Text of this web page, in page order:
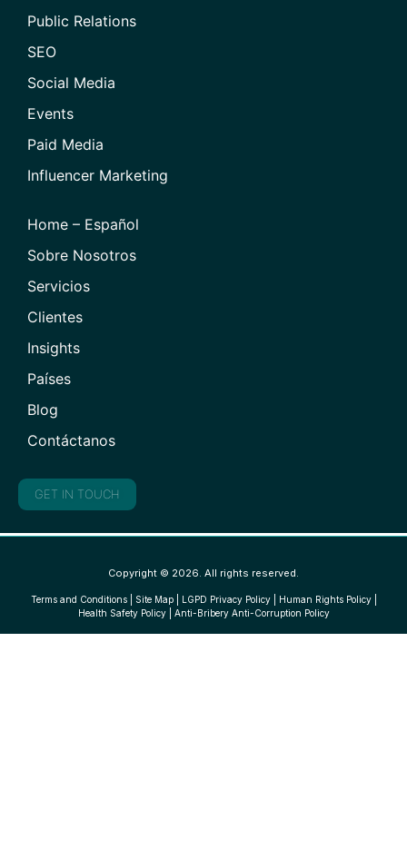
Public Relations
SEO
Social Media
Events
Paid Media
Influencer Marketing
Home – Español
Sobre Nosotros
Servicios
Clientes
Insights
Países
Blog
Contáctanos
GET IN TOUCH
Copyright © 2026. All rights reserved.
Terms and Conditions| Site Map| LGPD Privacy Policy| Human Rights Policy|
Health Safety Policy| Anti-Bribery Anti-Corruption Policy